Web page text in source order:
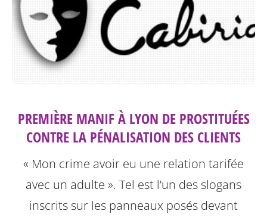
PREMIÈRE MANIF À LYON DE PROSTITUÉES
CONTRE LA PÉNALISATION DES CLIENTS
« Mon crime avoir eu une relation tarifée
avec un adulte ». Tel est l’un des slogans
inscrits sur les panneaux posés devant